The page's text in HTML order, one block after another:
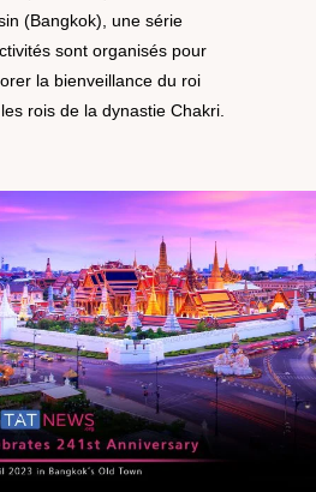
(Bangkok), une série
sont organisés pour
la bienveillance du roi
rois de la dynastie Chakri.